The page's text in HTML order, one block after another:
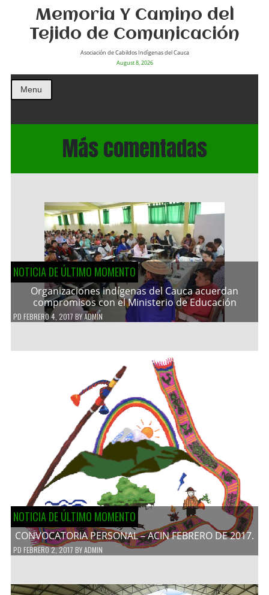
Memoria Y Camino del
Tejido de Comunicación
Asociación de Cabildos Indìgenas del Cauca
August 8, 2026
Menu
Más comentadas
NOTICIA DE ÚLTIMO MOMENTO
Organizaciones indígenas del Cauca acuerdan
compromisos con el Ministerio de Educación
PD FEBRERO 4, 2017 BYADMIN
NOTICIA DE ÚLTIMO MOMENTO
CONVOCATORIA PERSONAL – ACIN FEBRERO DE 2017.
PD FEBRERO 2, 2017 BYADMIN